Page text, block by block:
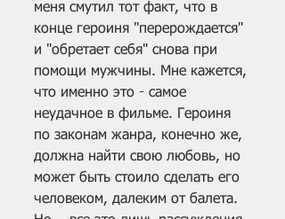
меня смутил тот факт, что в
конце героиня "перерождается"
и "обретает себя" снова при
помощи мужчины. Мне кажется,
что именно это - самое
неудачное в фильме. Героиня
по законам жанра, конечно же,
должна найти свою любовь, но
может быть стоило сделать его
человеком, далеким от балета.